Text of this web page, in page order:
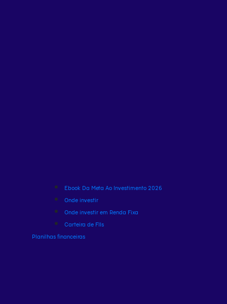
Ebook Da Meta Ao Investimento 2026
Onde investir
Onde investir em Renda Fixa
Carteira de FIIs
Planilhas financeiras